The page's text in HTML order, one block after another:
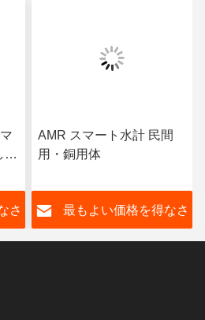
で
さ
AMR スマート水計 民間
用・銅用体
最もよい価格を得なさ